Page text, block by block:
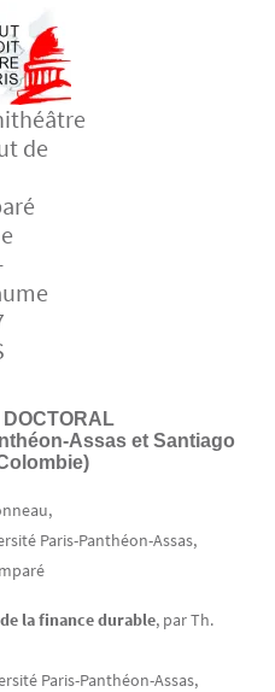
de
Assas et Santiago
Paris-Panthéon-Assas,
la finance durable, par Th.
Paris-Panthéon-Assas,